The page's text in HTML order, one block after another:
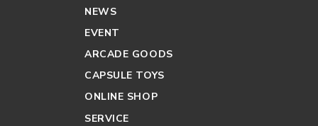
NEWS
EVENT
ARCADE GOODS
CAPSULE TOYS
ONLINE SHOP
SERVICE